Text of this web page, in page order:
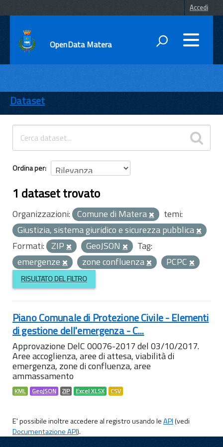
Accedi
OpenData Matera
ENTI
TEMI
INFORMAZIONI
Dataset
Ordina per
1 dataset trovato
Organizzazioni: Comune di Matera
temi:
Giustizia, sistema giuridico e sicurezza pubblica
Formati: ZIP GeoJSON
Tag:
emergenze
zone confluenza PCPC
RISULTATO DEL FILTRO
Piano Comunale di Protezione Civile - Elementi
di gestione dell'emergenza - C...
Approvazione DelC 00076-2017 del 03/10/2017.
Aree accoglienza, aree di attesa, viabilità di
emergenza, zone di confluenza, aree
ammassamento
KML GeoJSON ZIP Excel XLSX CSV
E' possibile inoltre accedere al registro usando leAPI(vedi
Documentazione API).